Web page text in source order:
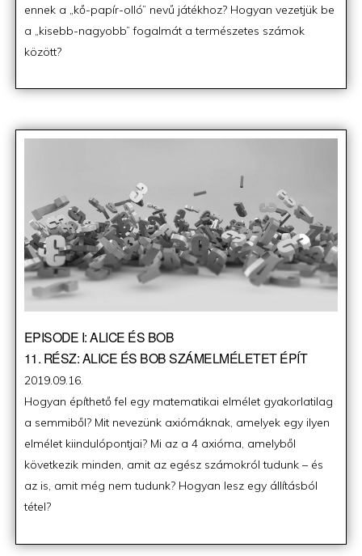
ennek a „kő-papír-olló” nevű játékhoz? Hogyan vezetjük be
a „kisebb-nagyobb” fogalmát a természetes számok
között?
EPISODE I: ALICE ÉS BOB
11. RÉSZ: ALICE ÉS BOB SZÁMELMÉLETET ÉPÍT
Posted
on
2019.09.16.
Hogyan építhető fel egy matematikai elmélet gyakorlatilag
a semmiből? Mit nevezünk axiómáknak, amelyek egy ilyen
elmélet kiindulópontjai? Mi az a 4 axióma, amelyből
következik minden, amit az egész számokról tudunk – és
az is, amit még nem tudunk? Hogyan lesz egy állításból
tétel?